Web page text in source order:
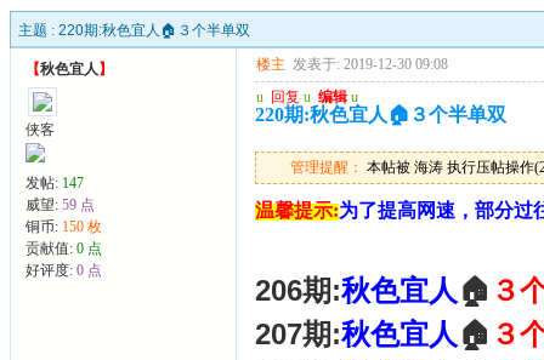
主题 : 220期:秋色宜人🏠３个半单双
【秋色宜人 】
侠客
发帖: 147
威望: 59 点
铜币: 150 枚
贡献值: 0 点
好评度: 0 点
楼主 发表于: 2019-12-30 09:08
u 回复 u 编辑 u
220期:秋色宜人🏠３个半单双
管理提醒： 本帖被 海涛 执行压帖操作
温馨提示:为了提高网速，部分过
206期:秋色宜人 🏠 ３
207期:秋色宜人 🏠 ３